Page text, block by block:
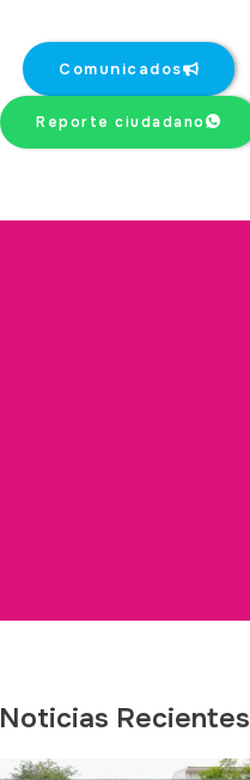
Comunicados
Reporte ciudadano
Noticias Recientes